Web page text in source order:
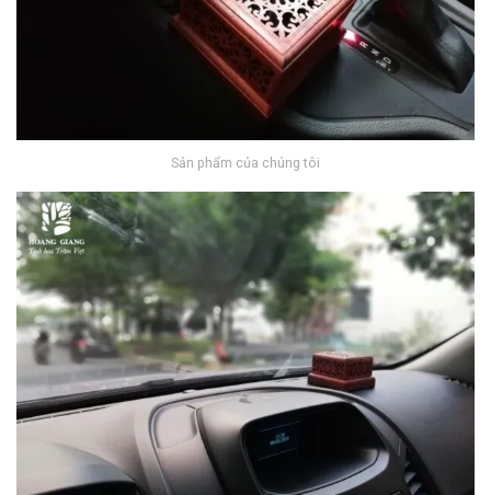
Sản phẩm của chúng tôi